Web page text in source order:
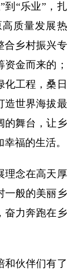
“乐业”，扎
质量发展热
合乡村振兴专
金而来的；
化工程，桑日
造世界海拔最
舞台，让乡
福的生活。
念在高天厚
一般的美丽乡
奋力奔跑在乡
伙伴们有了